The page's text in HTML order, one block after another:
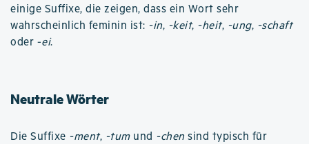
einige Suffixe, die zeigen, dass ein Wort sehr
wahrscheinlich feminin ist: -in, -keit, -heit, -ung, -schaft
oder -ei.
Neutrale Wörter
Die Suffixe -ment, -tumund -chen sind typisch für